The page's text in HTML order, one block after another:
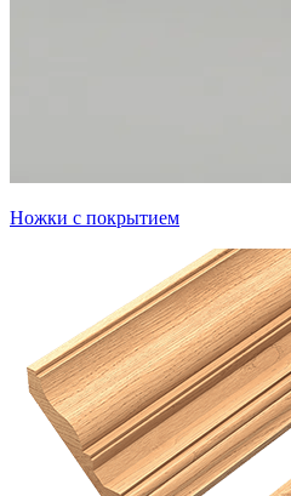
Ножки с покрытием